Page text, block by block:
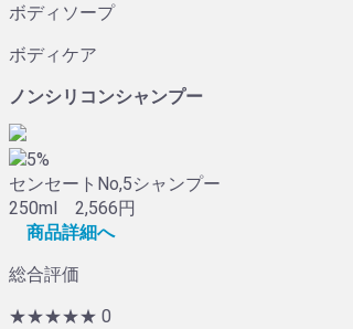
ボディソープ
ボディケア
ノンシリコンシャンプー
5%
センセートNo,5シャンプー
250ml 2,566円
商品詳細へ
総合評価
★★★★★ 0